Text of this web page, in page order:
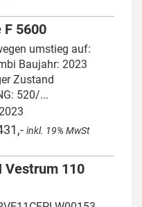
F 5600
umstieg auf:
Baujahr: 2023
Zustand
520/...
inkl. 19% MwSt
Vestrum 110